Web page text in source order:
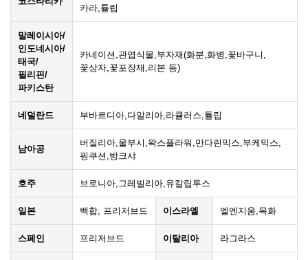
카라,튤립
말레이시아/
인도네시아/
태국/
필리핀/
파키스탄
카네이션,관엽식물,부자재(화분,화병,꽃바구니,
꽃상자,꽃포장재,리본 등)
네덜란드 부바르디아,다알리아,라큘러스,튤립
남아공
버질리아,울부시,왁스플라워,만다린믹스,부케믹스,
핑쿠션,방크샤
호주 브로니아,그레빌리아,유칼립투스
일본 백합, 프리저브드 이스라엘 엘엔지움,목화
스페인 프리저브드 이탈리아 라그라스